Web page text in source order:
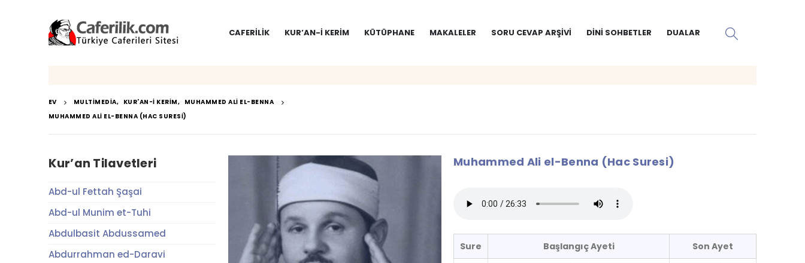
CAFERILIK KUR’AN-I KERIM KÜTÜPHANE MAKALELER SORU CEVAP ARŞIVI DINI SOHBETLER DUALAR
EV MULTIMEDIA, KUR'AN-I KERIM, MUHAMMED ALI EL-BENNA
MUHAMMED ALI EL-BENNA (HAC SURESI)
Muhammed Ali el-Benna (Hac Suresi)
Sure Başlangıç Ayeti Son Ayet
Kur’an Tilavetleri
Abd-ul Fettah Şaşai
Abd-ul Munim et-Tuhi
Abdulbasit Abdussamed
Abdurrahman ed-Daravi